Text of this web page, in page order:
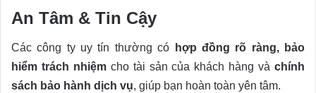
An Tâm & Tin Cậy
Các công ty uy tín thường có
hợp đồng rõ ràng, bảo
hiểm trách nhiệmcho tài sản của khách hàng vàchính
sách bảo hành dịch vụ, giúp bạn hoàn toàn yên tâm.